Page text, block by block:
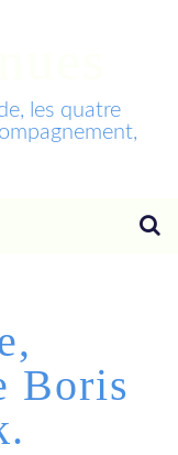
les quatre
Boris